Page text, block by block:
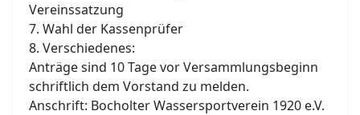
Vereinssatzung
7. Wahl der Kassenprüfer
8. Verschiedenes:
Anträge sind 10 Tage vor Versammlungsbeginn
schriftlich dem Vorstand zu melden.
Anschrift: Bocholter Wassersportverein 1920 e.V.